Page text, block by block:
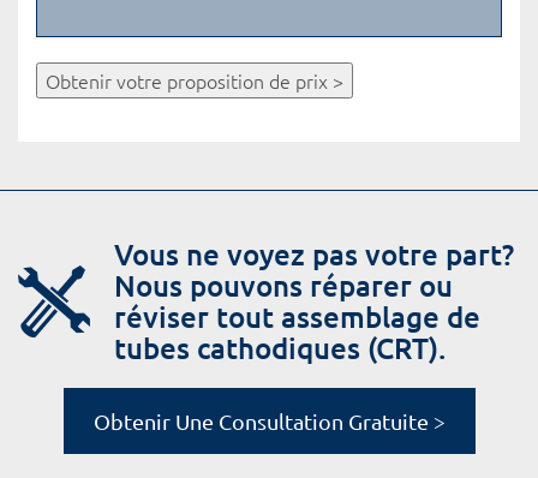
Obtenir votre proposition de prix >
Vous ne voyez pas votre part?
Nous pouvons réparer ou
réviser tout assemblage de
tubes cathodiques (CRT).
Obtenir Une Consultation Gratuite >